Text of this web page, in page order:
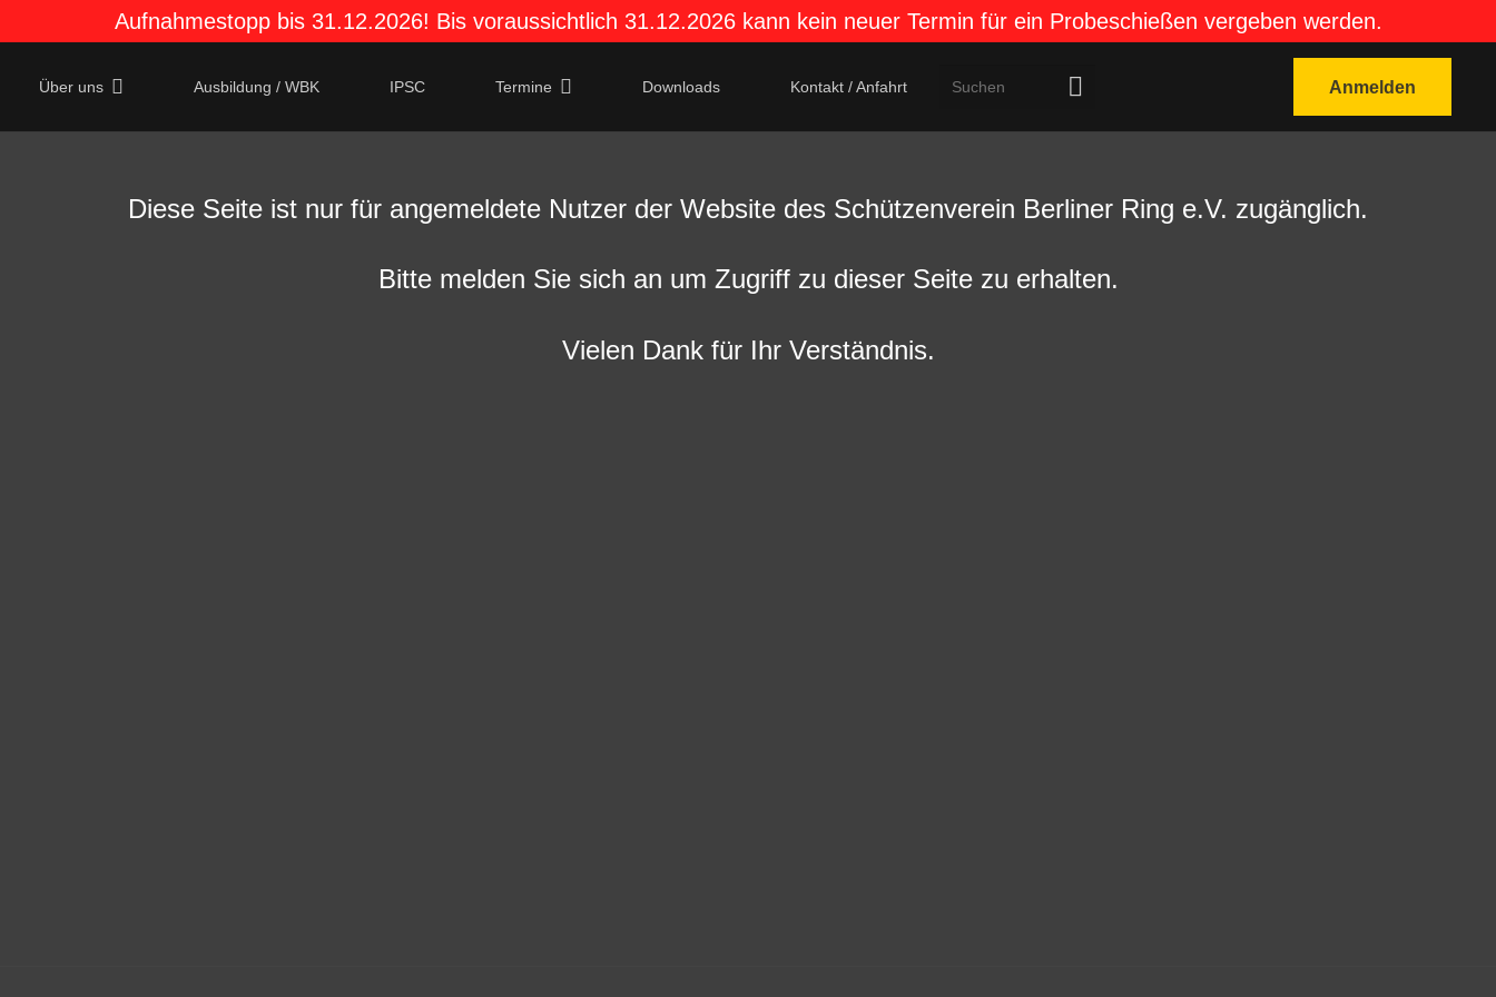
Aufnahmestopp bis 31.12.2026! Bis voraussichtlich 31.12.2026 kann kein neuer Termin für ein Probeschießen vergeben werden.
Über uns Ausbildung / WBK IPSC Termine Downloads Kontakt / Anfahrt Anmelden
Diese Seite ist nur für angemeldete Nutzer der Website des Schützenverein Berliner Ring e.V. zugänglich.
Bitte melden Sie sich an um Zugriff zu dieser Seite zu erhalten.
Vielen Dank für Ihr Verständnis.